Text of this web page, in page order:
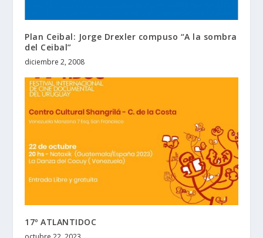
Plan Ceibal: Jorge Drexler compuso “A la sombra
del Ceibal”
diciembre 2, 2008
17º ATLANTIDOC